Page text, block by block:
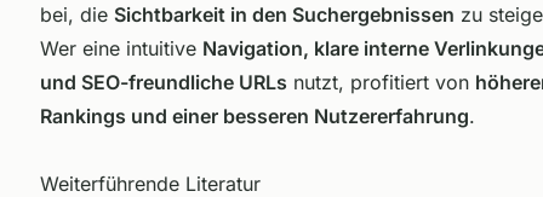
bei, die Sichtbarkeit in den Suchergebnissen zu
Wer eine intuitive Navigation, klare interne
und SEO-freundliche URLs nutzt, profitiert von
Rankings und einer besseren Nutzererfahrung.
Weiterführende Literatur